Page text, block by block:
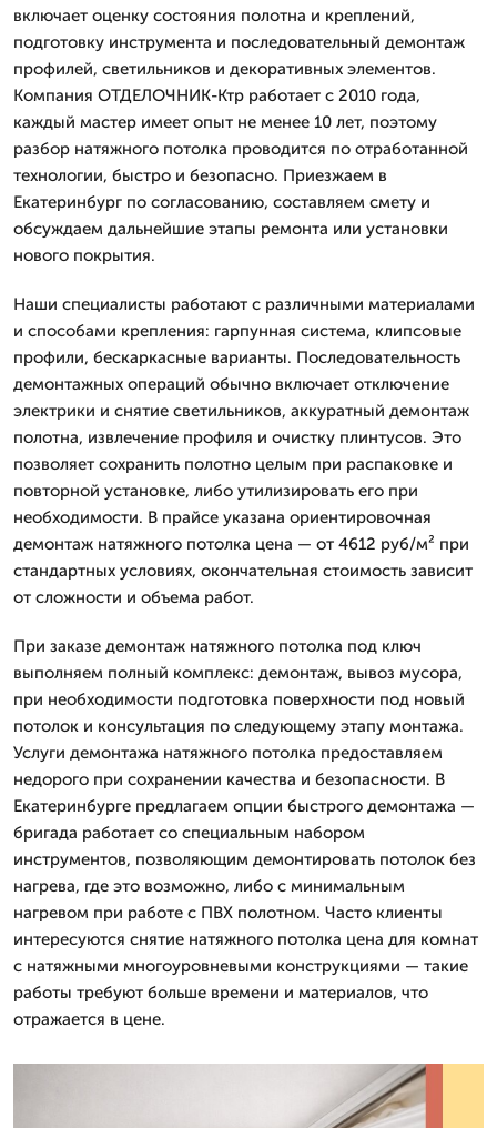
включает оценку состояния полотна и креплений,
подготовку инструмента и последовательный демонтаж
профилей, светильников и декоративных элементов.
Компания ОТДЕЛОЧНИК-Ктр работает с 2010 года,
каждый мастер имеет опыт не менее 10 лет, поэтому
разбор натяжного потолка проводится по отработанной
технологии, быстро и безопасно. Приезжаем в
Екатеринбург по согласованию, составляем смету и
обсуждаем дальнейшие этапы ремонта или установки
нового покрытия.
Наши специалисты работают с различными материалами
и способами крепления: гарпунная система, клипсовые
профили, бескаркасные варианты. Последовательность
демонтажных операций обычно включает отключение
электрики и снятие светильников, аккуратный демонтаж
полотна, извлечение профиля и очистку плинтусов. Это
позволяет сохранить полотно целым при распаковке и
повторной установке, либо утилизировать его при
необходимости. В прайсе указана ориентировочная
демонтаж натяжного потолка цена — от 4612 руб/м² при
стандартных условиях, окончательная стоимость зависит
от сложности и объема работ.
При заказе демонтаж натяжного потолка под ключ
выполняем полный комплекс: демонтаж, вывоз мусора,
при необходимости подготовка поверхности под новый
потолок и консультация по следующему этапу монтажа.
Услуги демонтажа натяжного потолка предоставляем
недорого при сохранении качества и безопасности. В
Екатеринбурге предлагаем опции быстрого демонтажа —
бригада работает со специальным набором
инструментов, позволяющим демонтировать потолок без
нагрева, где это возможно, либо с минимальным
нагревом при работе с ПВХ полотном. Часто клиенты
интересуются снятие натяжного потолка цена для комнат
с натяжными многоуровневыми конструкциями — такие
работы требуют больше времени и материалов, что
отражается в цене.